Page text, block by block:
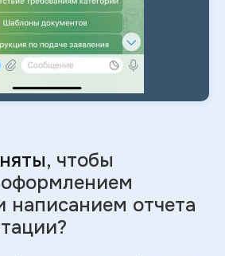
, чтобы
написанием отчета